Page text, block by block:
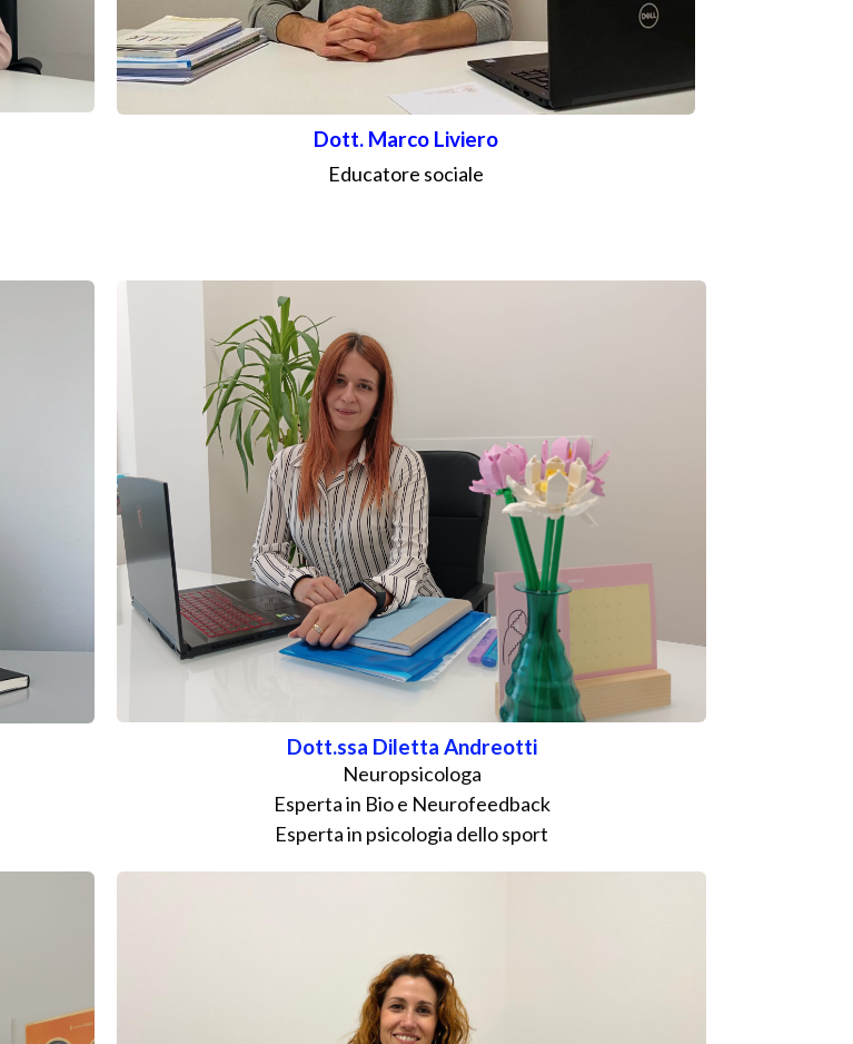
Dott. Marco Liviero
Educatore sociale
Dott.ssa Diletta Andreotti
Neuropsicologa
Esperta in Bio e Neurofeedback
Esperta in psicologia dello sport